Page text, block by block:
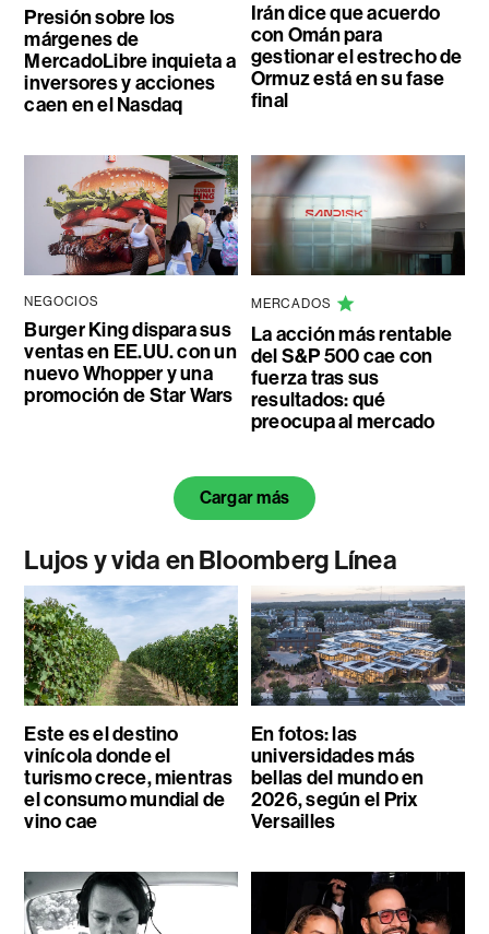
Presión sobre los
márgenes de
MercadoLibre inquieta a
inversores y acciones
caen en el Nasdaq
Irán dice que acuerdo
con Omán para
gestionar el estrecho de
Ormuz está en su fase
final
NEGOCIOS
Burger King dispara sus
ventas en EE.UU. con un
nuevo Whopper y una
promoción de Star Wars
MERCADOS
La acción más rentable
del S&P 500 cae con
fuerza tras sus
resultados: qué
preocupa al mercado
Cargar más
Lujos y vida en Bloomberg Línea
Este es el destino
vinícola donde el
turismo crece, mientras
el consumo mundial de
vino cae
En fotos: las
universidades más
bellas del mundo en
2026, según el Prix
Versailles